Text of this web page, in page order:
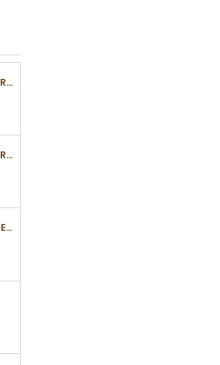
STYLO SLIMLINE CHROMÉ
STYLO SLIMLINE CHROMÉ NOIR
TUBES DE REMPLACEMENT POUR MÉCANISMES SLIMLINE